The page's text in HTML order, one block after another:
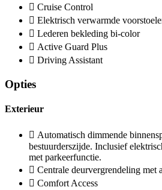
Cruise Control
Elektrisch verwarmde
Lederen bekleding bi-color
Active Guard Plus
Driving Assistant
Opties
Exterieur
Automatisch dimmende
bestuurderszijde. Inclusief
met parkeerfunctie.
Centrale deurvergrendeling met
Comfort Access